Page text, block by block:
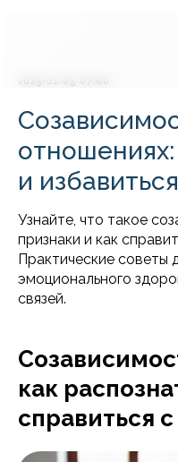
2025-01-05 07:00
отношениях:
и
Узнайте, что такое
признаки и как
Практические советы
эмоционального
связей.
как
справиться